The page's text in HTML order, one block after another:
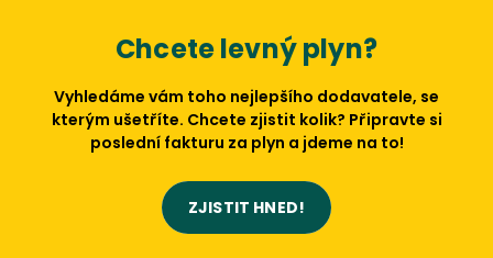
Chcete levný plyn?
Vyhledáme vám toho nejlepšího dodavatele, se
kterým ušetříte. Chcete zjistit kolik? Připravte si
poslední fakturu za plyn a jdeme na to!
ZJISTIT HNED!